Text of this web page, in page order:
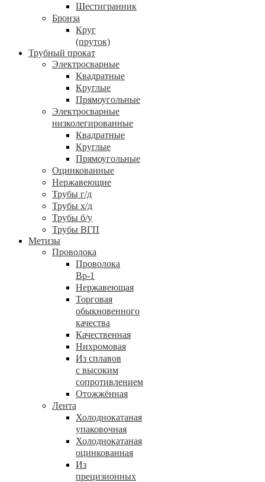
Шестигранник
Бронза
Круг
(пруток)
Трубный прокат
Электросварные
Квадратные
Круглые
Прямоугольные
Электросварные
низколегированные
Квадратные
Круглые
Прямоугольные
Оцинкованные
Нержавеющие
Трубы г/д
Трубы х/д
Трубы б/у
Трубы ВГП
Метизы
Проволока
Проволока
Вр-1
Нержавеющая
Торговая
обыкновенного
качества
Качественная
Нихромовая
Из сплавов
с высоким
сопротивлением
Отожжённая
Лента
Холоднокатаная
упаковочная
Холоднокатаная
оцинкованная
Из
прецизионных